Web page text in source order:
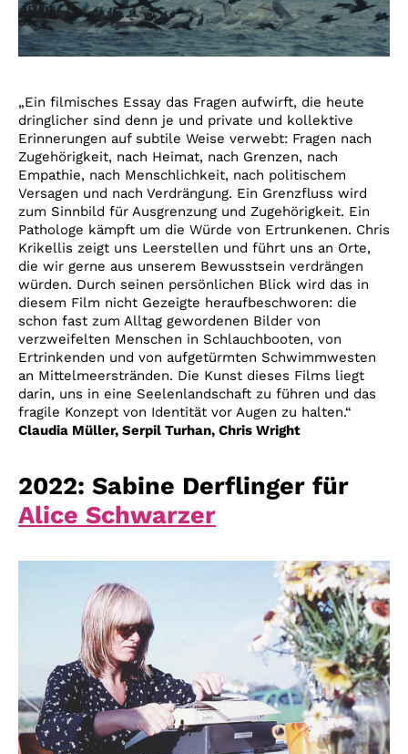
„Ein filmisches Essay das Fragen aufwirft, die heute
dringlicher sind denn je und private und kollektive
Erinnerungen auf subtile Weise verwebt: Fragen nach
Zugehörigkeit, nach Heimat, nach Grenzen, nach
Empathie, nach Menschlichkeit, nach politischem
Versagen und nach Verdrängung. Ein Grenzfluss wird
zum Sinnbild für Ausgrenzung und Zugehörigkeit. Ein
Pathologe kämpft um die Würde von Ertrunkenen. Chris
Krikellis zeigt uns Leerstellen und führt uns an Orte,
die wir gerne aus unserem Bewusstsein verdrängen
würden. Durch seinen persönlichen Blick wird das in
diesem Film nicht Gezeigte heraufbeschworen: die
schon fast zum Alltag gewordenen Bilder von
verzweifelten Menschen in Schlauchbooten, von
Ertrinkenden und von aufgetürmten Schwimmwesten
an Mittelmeerstränden. Die Kunst dieses Films liegt
darin, uns in eine Seelenlandschaft zu führen und das
fragile Konzept von Identität vor Augen zu halten.“
Claudia Müller, Serpil Turhan, Chris Wright
2022: Sabine Derflinger für
Alice Schwarzer